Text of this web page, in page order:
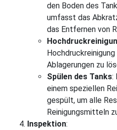
den Boden des
umfasst das
das Entfernen von
Ablagerungen zu
Spülen des Tanks:
einem speziellen
gespült, um alle
Reinigungsmitteln
Inspektion: